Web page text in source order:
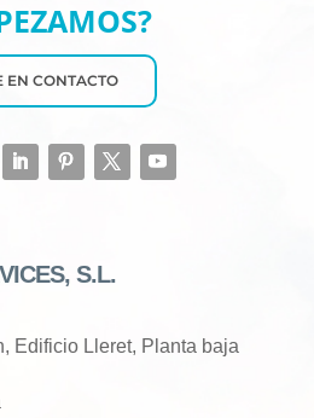
EN CONTACTO
S.L.
Edificio Lleret, Planta baja